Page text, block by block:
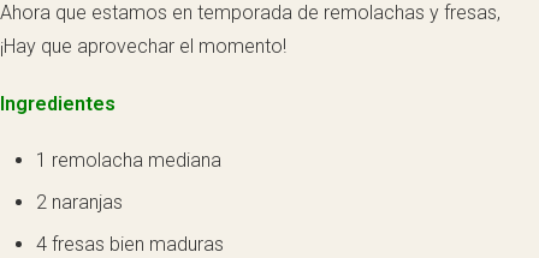
Ahora que estamos en temporada de remolachas y fresas,
¡Hay que aprovechar el momento!
Ingredientes
1 remolacha mediana
2 naranjas
4 fresas bien maduras